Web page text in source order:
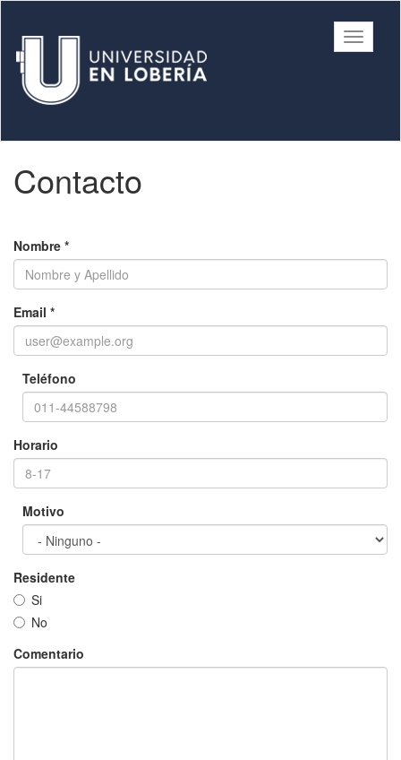
contenido
principal
Universidad
/ Municipalidad
de Lobería
barra
Contenido
principal
Contacto
Nombre *
Email *
Teléfono
Horario
Motivo
Residente
Si
No
Comentario